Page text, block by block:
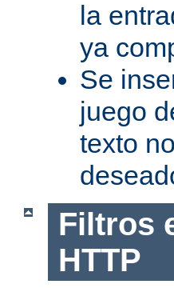
la
ya
Se
juego
texto
Filtros
HTTP